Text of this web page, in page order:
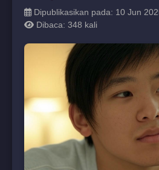
Dipublikasikan pada: 10 Jun
Dibaca: 348 kali